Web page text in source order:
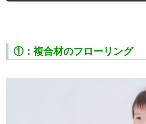
①：複合材のフローリング